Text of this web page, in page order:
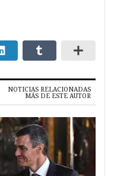
NOTICIAS RELACIONADAS
MÁS DE ESTE AUTOR